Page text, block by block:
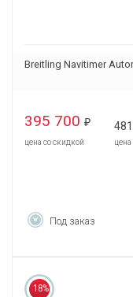
Breitling Navitimer
395 700 ₽
цена со скидкой
Под заказ
18%